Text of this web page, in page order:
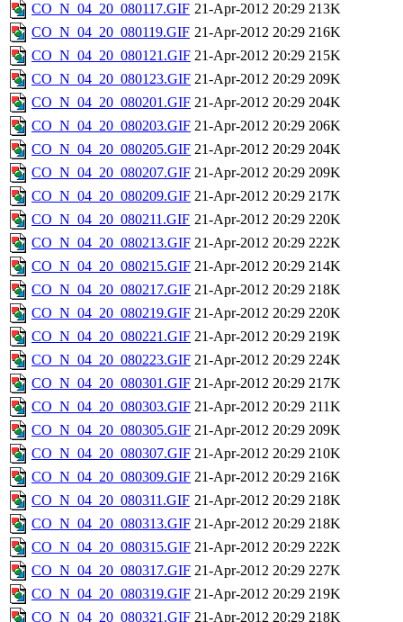
CO_N_04_20_080117.GIF 21-Apr-2012 20:29 213K
CO_N_04_20_080119.GIF 21-Apr-2012 20:29 216K
CO_N_04_20_080121.GIF 21-Apr-2012 20:29 215K
CO_N_04_20_080123.GIF 21-Apr-2012 20:29 209K
CO_N_04_20_080201.GIF 21-Apr-2012 20:29 204K
CO_N_04_20_080203.GIF 21-Apr-2012 20:29 206K
CO_N_04_20_080205.GIF 21-Apr-2012 20:29 204K
CO_N_04_20_080207.GIF 21-Apr-2012 20:29 209K
CO_N_04_20_080209.GIF 21-Apr-2012 20:29 217K
CO_N_04_20_080211.GIF 21-Apr-2012 20:29 220K
CO_N_04_20_080213.GIF 21-Apr-2012 20:29 222K
CO_N_04_20_080215.GIF 21-Apr-2012 20:29 214K
CO_N_04_20_080217.GIF 21-Apr-2012 20:29 218K
CO_N_04_20_080219.GIF 21-Apr-2012 20:29 220K
CO_N_04_20_080221.GIF 21-Apr-2012 20:29 219K
CO_N_04_20_080223.GIF 21-Apr-2012 20:29 224K
CO_N_04_20_080301.GIF 21-Apr-2012 20:29 217K
CO_N_04_20_080303.GIF 21-Apr-2012 20:29 211K
CO_N_04_20_080305.GIF 21-Apr-2012 20:29 209K
CO_N_04_20_080307.GIF 21-Apr-2012 20:29 210K
CO_N_04_20_080309.GIF 21-Apr-2012 20:29 216K
CO_N_04_20_080311.GIF 21-Apr-2012 20:29 218K
CO_N_04_20_080313.GIF 21-Apr-2012 20:29 218K
CO_N_04_20_080315.GIF 21-Apr-2012 20:29 222K
CO_N_04_20_080317.GIF 21-Apr-2012 20:29 227K
CO_N_04_20_080319.GIF 21-Apr-2012 20:29 219K
CO_N_04_20_080321.GIF 21-Apr-2012 20:29 218K